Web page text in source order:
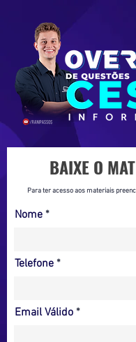
BAIXE O
Para ter acesso aos materiais
Nome
Telefone
Email Válido